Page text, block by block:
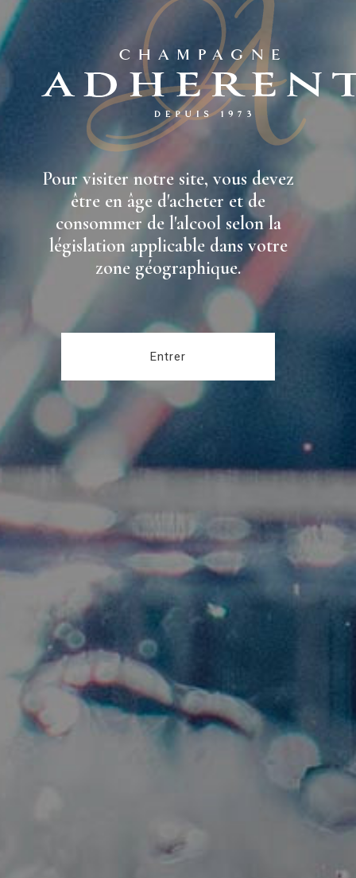
Pour visiter notre site, vous devez
être en âge d'acheter et de
consommer de l'alcool selon la
législation applicable dans votre
zone géographique.
Entrer